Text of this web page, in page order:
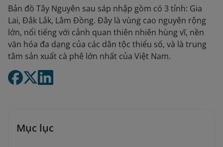
Bản đồ Tây Nguyên sau sáp nhập gồm có 3 tỉnh: Gia
Lai, Đắk Lắk, Lâm Đồng. Đây là vùng cao nguyên rộng
lớn, nổi tiếng với cảnh quan thiên nhiên hùng vĩ, nền
văn hóa đa dạng của các dân tộc thiểu số, và là trung
tâm sản xuất cà phê lớn nhất của Việt Nam.
Mục lục